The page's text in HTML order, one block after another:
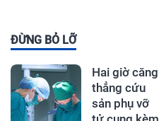
ĐỪNG BỎ LỠ
Hai giờ căng
thẳng cứu
sản phụ vỡ